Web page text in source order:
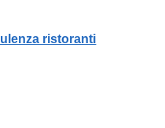
ristoranti